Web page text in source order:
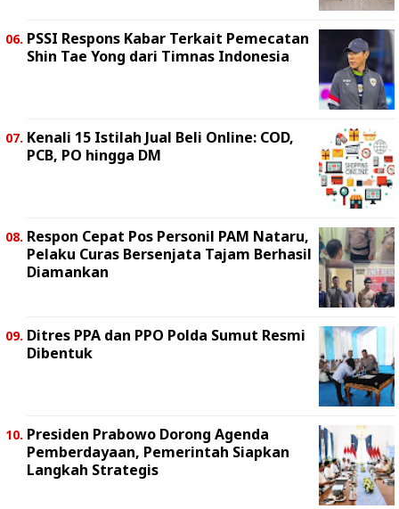
PSSI Respons Kabar Terkait Pemecatan
Shin Tae Yong dari Timnas Indonesia
Kenali 15 Istilah Jual Beli Online: COD,
PCB, PO hingga DM
Respon Cepat Pos Personil PAM Nataru,
Pelaku Curas Bersenjata Tajam Berhasil
Diamankan
Ditres PPA dan PPO Polda Sumut Resmi
Dibentuk
Presiden Prabowo Dorong Agenda
Pemberdayaan, Pemerintah Siapkan
Langkah Strategis